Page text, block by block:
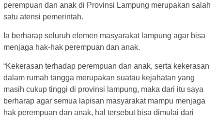
perempuan dan anak di Provinsi Lampung merupakan salah
satu atensi pemerintah.
Ia berharap seluruh elemen masyarakat lampung agar bisa
menjaga hak-hak perempuan dan anak.
“Kekerasan terhadap perempuan dan anak, serta kekerasan
dalam rumah tangga merupakan suatau kejahatan yang
masih cukup tinggi di provinsi lampung, maka dari itu saya
berharap agar semua lapisan masyarakat mampu menjaga
hak perempuan dan anak, hal tersebut bisa dimulai dari